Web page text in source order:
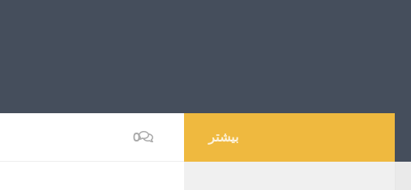
0 بیشتر